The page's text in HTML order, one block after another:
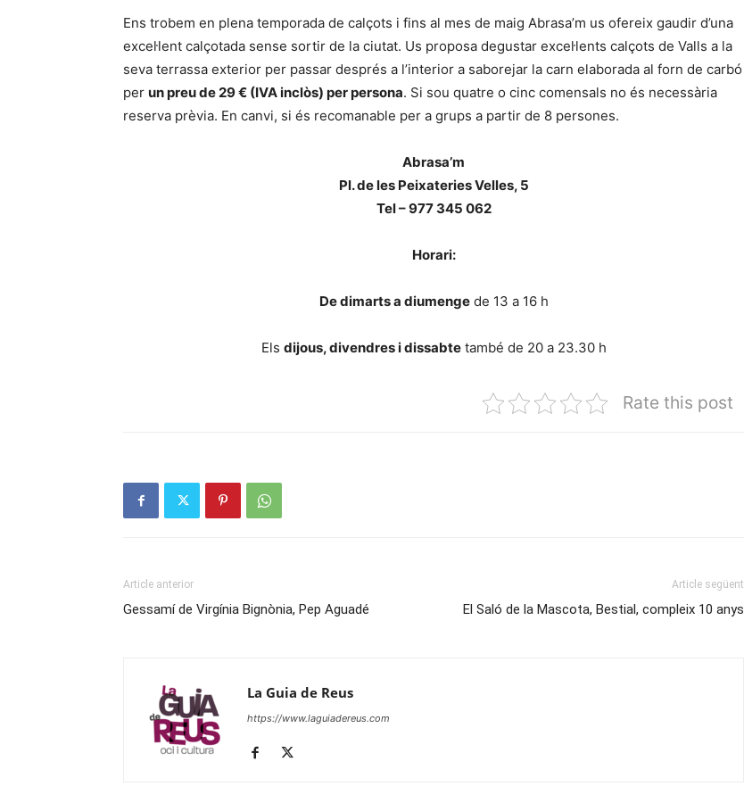
Ens trobem en plena temporada de calçots i fins al mes de maig Abrasa’m us ofereix gaudir d’una
excel·lent calçotada sense sortir de la ciutat. Us proposa degustar excel·lents calçots de Valls a la
seva terrassa exterior per passar després a l’interior a saborejar la carn elaborada al forn de carbó
per un preu de 29 € (IVA inclòs) per persona. Si sou quatre o cinc comensals no és necessària
reserva prèvia. En canvi, si és recomanable per a grups a partir de 8 persones.
Abrasa’m
Pl. de les Peixateries Velles, 5
Tel – 977 345 062
Horari:
De dimarts a diumengede 13 a 16 h
Els dijous, divendres i dissabtetambé de 20 a 23.30 h
Rate this post
Article anterior
Gessamí de Virgínia Bignònia, Pep Aguadé
Article següent
El Saló de la Mascota, Bestial, compleix 10 anys
La Guia de Reus
https://www.laguiadereus.com